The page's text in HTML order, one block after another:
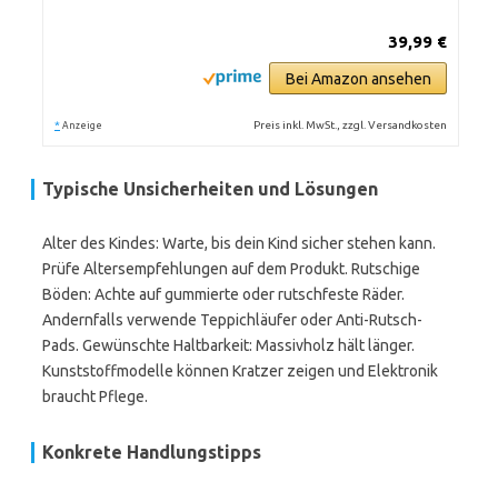
39,99 €
Bei Amazon ansehen
* Anzeige Preis inkl. MwSt., zzgl. Versandkosten
Typische Unsicherheiten und Lösungen
Alter des Kindes: Warte, bis dein Kind sicher stehen kann.
Prüfe Altersempfehlungen auf dem Produkt. Rutschige
Böden: Achte auf gummierte oder rutschfeste Räder.
Andernfalls verwende Teppichläufer oder Anti-Rutsch-
Pads. Gewünschte Haltbarkeit: Massivholz hält länger.
Kunststoffmodelle können Kratzer zeigen und Elektronik
braucht Pflege.
Konkrete Handlungstipps